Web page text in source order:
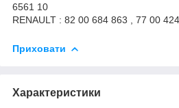
6561 10
RENAULT : 82 00 684 863 , 77 00
Приховати
Характеристики